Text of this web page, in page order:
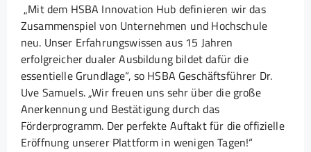
„Mit dem HSBA Innovation Hub definieren wir das
Zusammenspiel von Unternehmen und Hochschule
neu. Unser Erfahrungswissen aus 15 Jahren
erfolgreicher dualer Ausbildung bildet dafür die
essentielle Grundlage“, so HSBA Geschäftsführer Dr.
Uve Samuels. „Wir freuen uns sehr über die große
Anerkennung und Bestätigung durch das
Förderprogramm. Der perfekte Auftakt für die offizielle
Eröffnung unserer Plattform in wenigen Tagen!“